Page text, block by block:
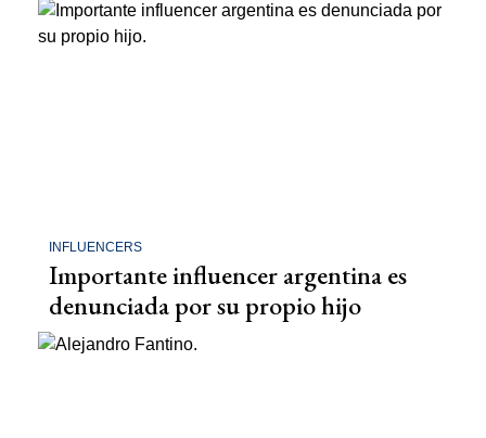
INFLUENCERS
Importante influencer argentina es
denunciada por su propio hijo